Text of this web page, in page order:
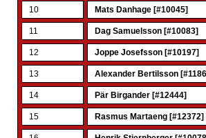
10 Mats Danhage [#10045]
11 Dag Samuelsson [#10083]
12 Joppe Josefsson [#10197]
13 Alexander Bertilsson
14 Pär Birgander [#12444]
15 Rasmus Martaeng [#12372]